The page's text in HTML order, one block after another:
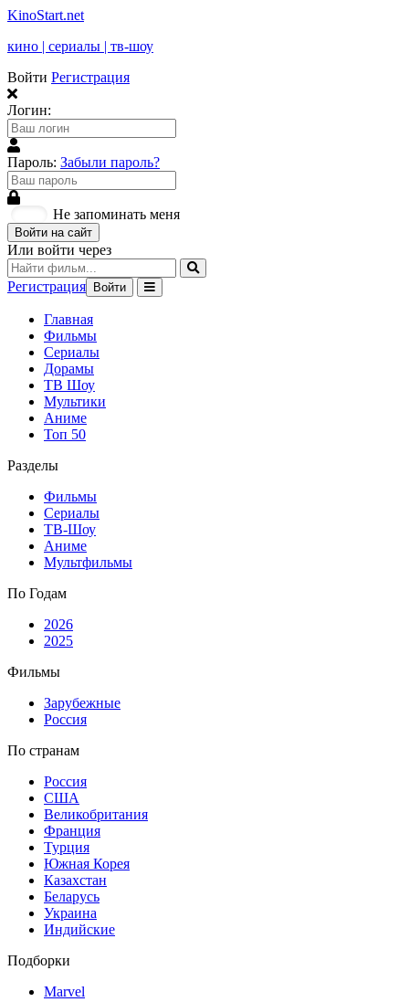
KinoStart.net
кино | сериалы | тв-шоу
Войти Регистрация
Логин:
Пароль: Забыли пароль?
Не запоминать меня
Войти на сайт
Или войти через
Регистрация Войти
Главная
Фильмы
Сериалы
Дорамы
ТВ Шоу
Мультики
Аниме
Топ 50
Разделы
Фильмы
Сериалы
ТВ-Шоу
Аниме
Мультфильмы
По Годам
2026
2025
Фильмы
Зарубежные
Россия
По странам
Россия
США
Великобритания
Франция
Турция
Южная Корея
Казахстан
Беларусь
Украина
Индийские
Подборки
Marvel